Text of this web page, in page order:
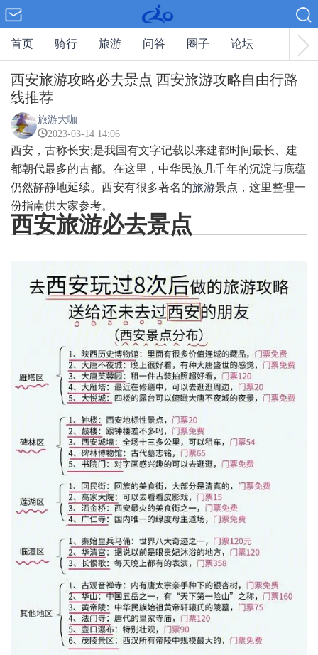
首页 骑行 旅游 问答 圈子 论坛
西安旅游攻略必去景点 西安旅游攻略自由行路
线推荐
旅游大咖
2023-03-14 14:06
西安，古称长安;是我国有文字记载以来建都时间最长、建
都朝代最多的古都。在这里，中华民族几千年的沉淀与底蕴
仍然静静地延续。西安有很多著名的旅游景点，这里整理一
份指南供大家参考。
西安旅游必去景点